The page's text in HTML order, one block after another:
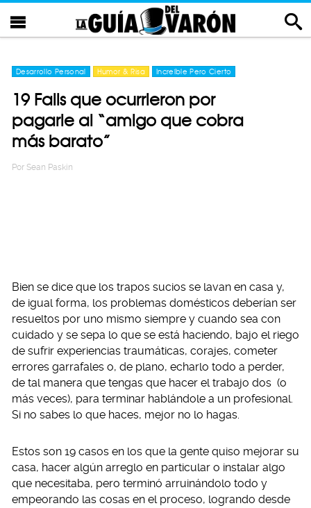
Desarrollo Personal Humor & Risa Increíble Pero Cierto
19 Fails que ocurrieron por
pagarle al “amigo que cobra
más barato”
Por Sean Paskin
Bien se dice que los trapos sucios se lavan en casa y,
de igual forma, los problemas domésticos deberían ser
resueltos por uno mismo siempre y cuando sea con
cuidado y se sepa lo que se está haciendo, bajo el riego
de sufrir experiencias traumáticas, corajes, cometer
errores garrafales o, de plano, echarlo todo a perder,
de tal manera que tengas que hacer el trabajo dos (o
más veces), para terminar hablándole a un profesional.
Si no sabes lo que haces, mejor no lo hagas.
Estos son 19 casos en los que la gente quiso mejorar su
casa, hacer algún arreglo en particular o instalar algo
que necesitaba, pero terminó arruinándolo todo y
empeorando las cosas en el proceso, logrando desde